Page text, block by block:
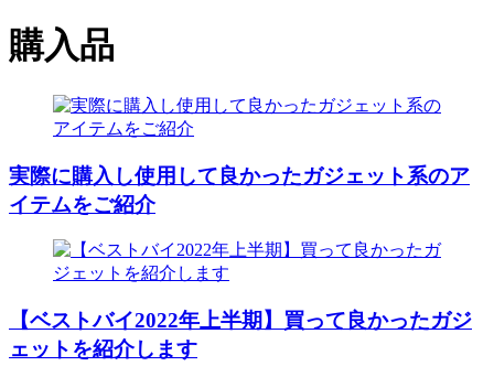
購入品
実際に購入し使用して良かったガジェット系のア
イテムをご紹介
【ベストバイ2022年上半期】買って良かったガジ
ェットを紹介します